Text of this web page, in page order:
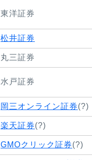
東洋証券
松井証券
丸三証券
水戸証券
岡三オンライン証券(?)
楽天証券(?)
GMOクリック証券(?)